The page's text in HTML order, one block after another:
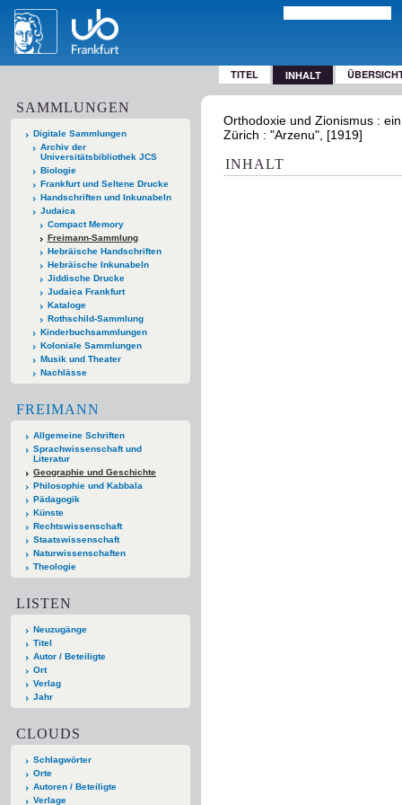
TITEL INHALT
SAMMLUNGEN
Digitale Sammlungen
Archiv der
Universitätsbibliothek JCS
Biologie
Frankfurt und Seltene Drucke
Handschriften und Inkunabeln
Judaica
Compact Memory
Freimann-Sammlung
Hebräische Handschriften
Hebräische Inkunabeln
Jiddische Drucke
Judaica Frankfurt
Kataloge
Rothschild-Sammlung
Kinderbuchsammlungen
Koloniale Sammlungen
Musik und Theater
Nachlässe
FREIMANN
Allgemeine Schriften
Sprachwissenschaft und
Literatur
Geographie und Geschichte
Philosophie und Kabbala
Pädagogik
Künste
Rechtswissenschaft
Staatswissenschaft
Naturwissenschaften
Theologie
LISTEN
Neuzugänge
Titel
Autor / Beteiligte
Ort
Verlag
Jahr
CLOUDS
Schlagwörter
Orte
Autoren / Beteiligte
Verlage
Orthodoxie und Zionismus :
Zürich : "Arzenu", [1919]
INHALT